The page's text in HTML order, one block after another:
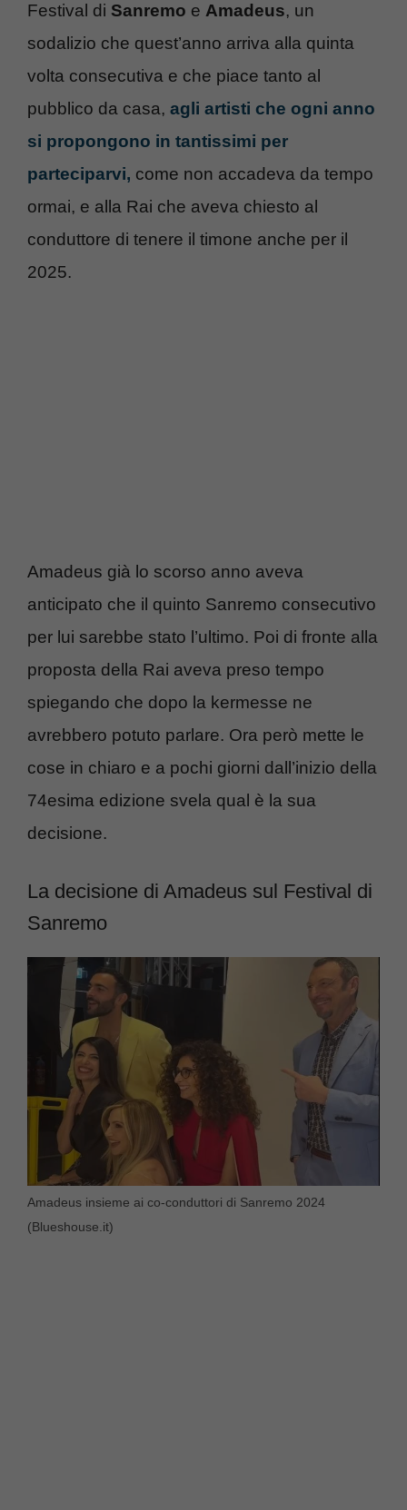
Festival di Sanremo e Amadeus, un
sodalizio che quest’anno arriva alla quinta
volta consecutiva e che piace tanto al
pubblico da casa, agli artisti che ogni anno
si propongono in tantissimi per
parteciparvi, come non accadeva da tempo
ormai, e alla Rai che aveva chiesto al
conduttore di tenere il timone anche per il
2025.
Amadeus già lo scorso anno aveva
anticipato che il quinto Sanremo consecutivo
per lui sarebbe stato l’ultimo. Poi di fronte alla
proposta della Rai aveva preso tempo
spiegando che dopo la kermesse ne
avrebbero potuto parlare. Ora però mette le
cose in chiaro e a pochi giorni dall’inizio della
74esima edizione svela qual è la sua
decisione.
La decisione di Amadeus sul Festival di
Sanremo
Amadeus insieme ai co-conduttori di Sanremo 2024
(Blueshouse.it)